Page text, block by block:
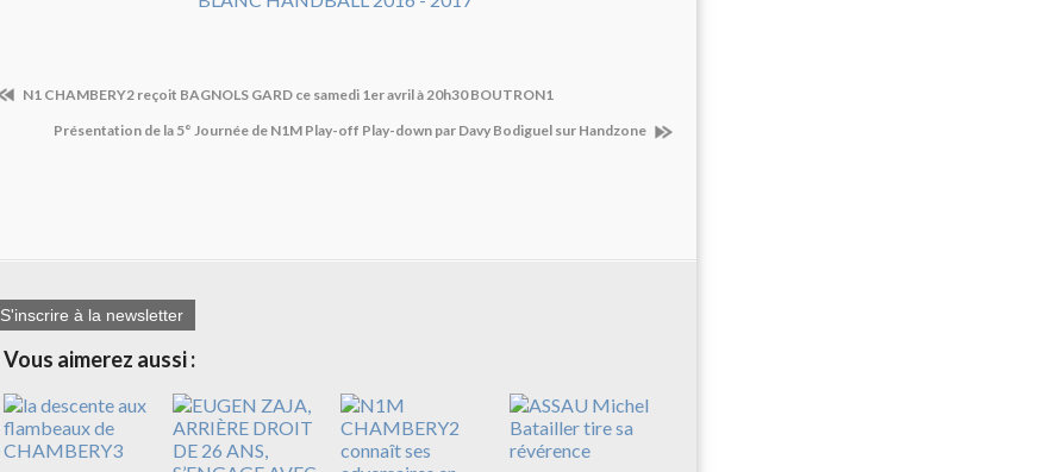
N1 CHAMBERY2 reçoit BAGNOLS GARD ce samedi 1er avril à 20h30 BOUTRON1
Présentation de la 5° Journée de N1M Play-off Play-down par Davy Bodiguel sur Handzone
S'inscrire à la newsletter
Vous aimerez aussi :